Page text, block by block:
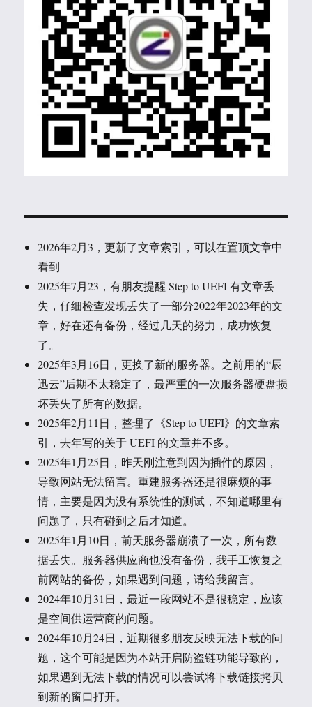
2026年2月3，更新了文章索引，可以在置顶文章中
看到
2025年7月23，有朋友提醒 Step to UEFI 有文章丢
失，仔细检查发现丢失了一部分2022年2023年的文
章，好在还有备份，经过几天的努力，成功恢复
了。
2025年3月16日，更换了新的服务器。之前用的“辰
迅云”后期不太稳定了，最严重的一次服务器硬盘损
坏丢失了所有的数据。
2025年2月11日，整理了《Step to UEFI》的文章索
引，去年写的关于 UEFI 的文章并不多。
2025年1月25日，昨天刚注意到因为插件的原因，
导致网站无法留言。重建服务器还是很麻烦的事
情，主要是因为没有系统性的测试，不知道哪里有
问题了，只有碰到之后才知道。
2025年1月10日，前天服务器崩溃了一次，所有数
据丢失。服务器供应商也没有备份，我手工恢复之
前网站的备份，如果遇到问题，请给我留言。
2024年10月31日，最近一段网站不是很稳定，应该
是空间供运营商的问题。
2024年10月24日，近期很多朋友反映无法下载的问
题，这个可能是因为本站开启防盗链功能导致的，
如果遇到无法下载的情况可以尝试将下载链接拷贝
到新的窗口打开。